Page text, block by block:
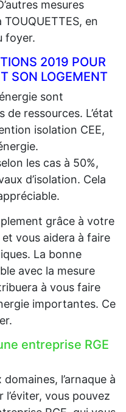
mesures
en
foyer.
2019 POUR
SON LOGEMENT
sont
de ressources. L’état
isolation CEE,
les cas à 50%,
d’isolation. Cela
grâce à votre
vous aidera à faire
La bonne
avec la mesure
à vous faire
importantes. Ce
entreprise RGE
l’arnaque à
l’éviter, vous pouvez